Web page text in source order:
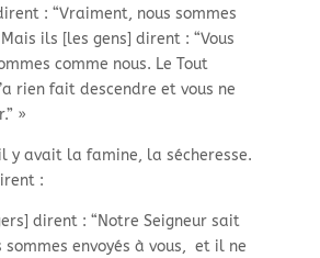
: “Vraiment, nous sommes
Mais ils [les gens] dirent : “Vous
comme nous. Le Tout
rien fait descendre et vous ne
»
y avait la famine, la sécheresse.
:
dirent : “Notre Seigneur sait
sommes envoyés à vous, et il ne